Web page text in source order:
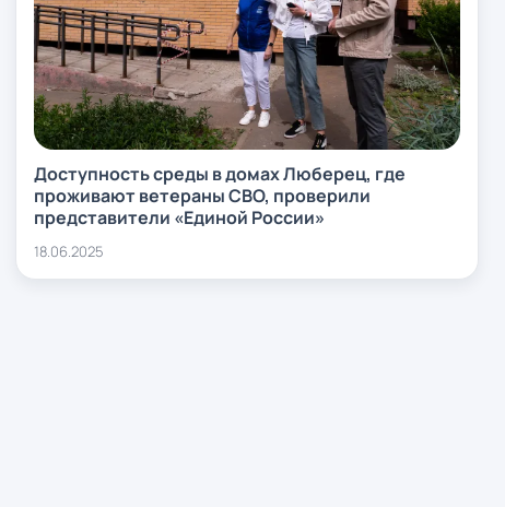
Доступность среды в домах Люберец, где
проживают ветераны СВО, проверили
представители «Единой России»
18.06.2025